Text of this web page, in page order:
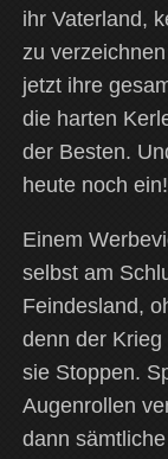
ihr Vaterland,
zu
jetzt ihre
die harten
der Besten.
heute noch ein!
Einem
selbst am
Feindesland,
denn der
sie Stoppen.
Augenrollen
dann